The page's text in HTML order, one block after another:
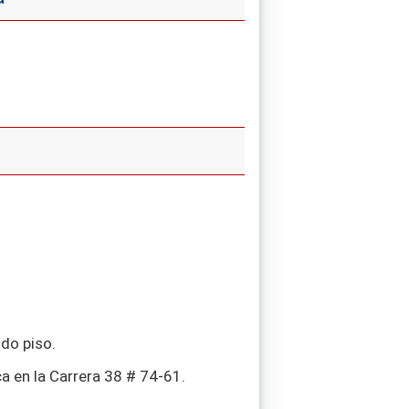
piso.
en la Carrera 38 # 74-61.